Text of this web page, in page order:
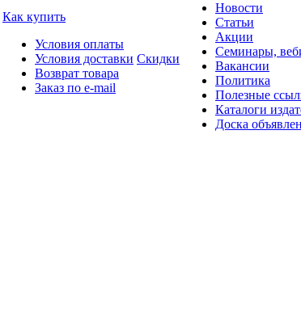
Как купить
Условия оплаты
Условия доставки
Возврат товара
Заказ по e-mail
Скидки
Новости
Статьи
Акции
Семинары,
Вакансии
Политика
Полезные
Каталоги
Доска